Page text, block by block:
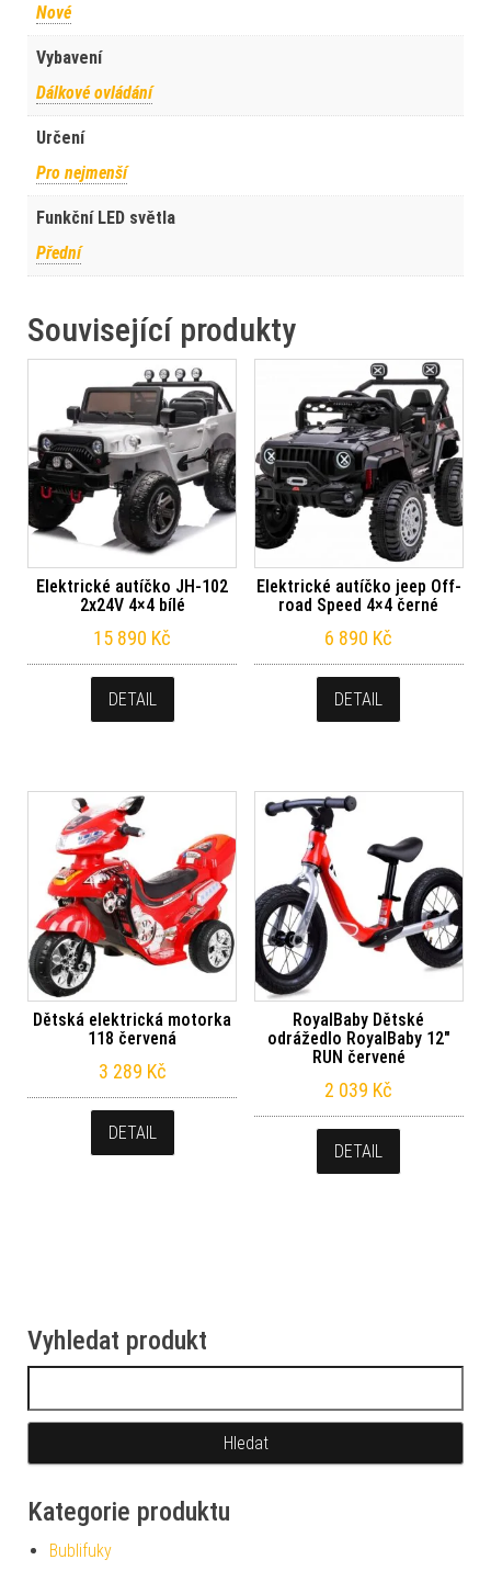
Nové
Vybavení
Dálkové ovládání
Určení
Pro nejmenší
Funkční LED světla
Přední
Související produkty
Elektrické autíčko JH-102
2x24V 4×4 bílé
15 890 Kč
DETAIL
Elektrické autíčko jeep Off-
road Speed 4×4 černé
6 890 Kč
DETAIL
Dětská elektrická motorka
118 červená
3 289 Kč
DETAIL
RoyalBaby Dětské
odrážedlo RoyalBaby 12″
RUN červené
2 039 Kč
DETAIL
Vyhledat produkt
Kategorie produktu
Bublifuky